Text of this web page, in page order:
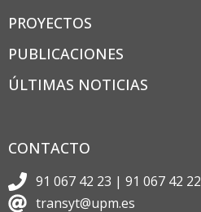
PROYECTOS
PUBLICACIONES
ÚLTIMAS NOTICIAS
CONTACTO
91 067 42 23 | 91 067 42 22
transyt@upm.es